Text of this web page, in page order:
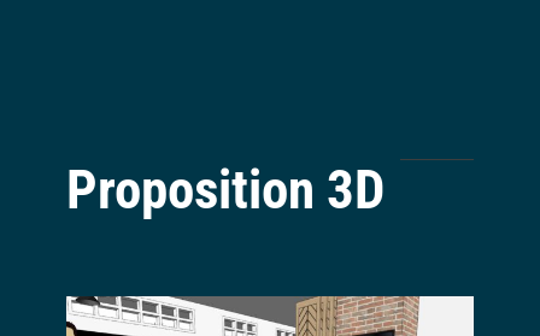
Proposition 3D